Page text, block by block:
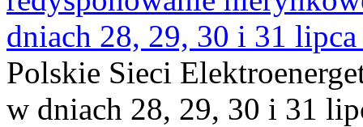
dniach 28, 29, 30 i 31
Polskie Sieci
w dniach 28, 29, 30 i 31